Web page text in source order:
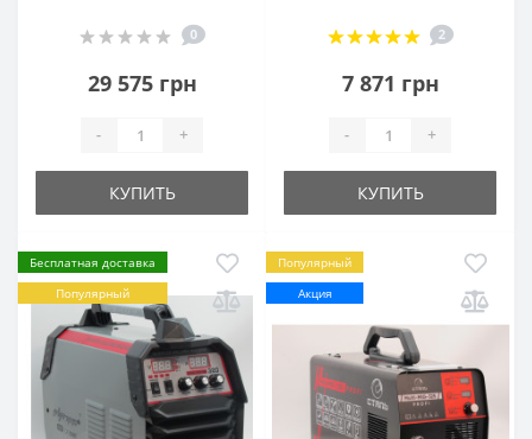
0
29 575 грн
- +
КУПИТЬ
2
7 871 грн
- +
КУПИТЬ
Бесплатная доставка
Популярный
Популярный
Акция